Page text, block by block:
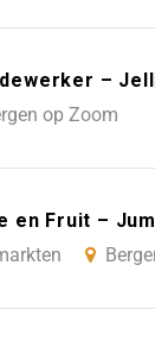
–
op Zoom
en Fruit –